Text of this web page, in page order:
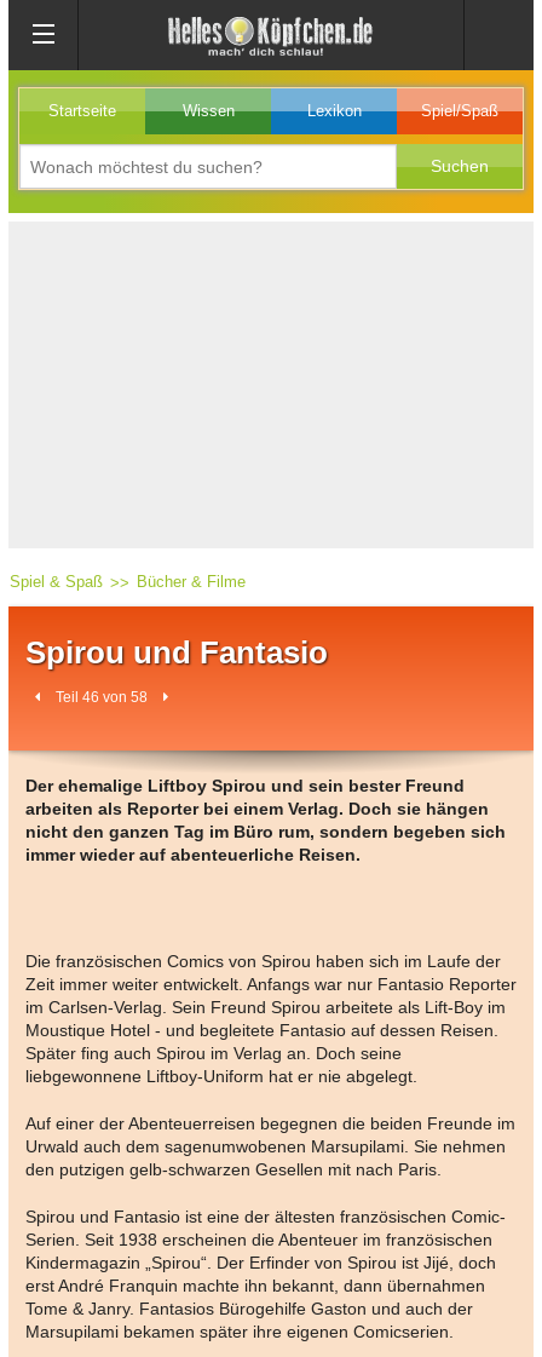
Startseite Wissen Lexikon Spiel/Spaß
Spiel & Spaß Bücher & Filme
Spirou und Fantasio
Teil 46 von 58
Der ehemalige Liftboy Spirou und sein bester Freund
arbeiten als Reporter bei einem Verlag. Doch sie hängen
nicht den ganzen Tag im Büro rum, sondern begeben sich
immer wieder auf abenteuerliche Reisen.
Die französischen Comics von Spirou haben sich im Laufe der
Zeit immer weiter entwickelt. Anfangs war nur Fantasio Reporter
im Carlsen-Verlag. Sein Freund Spirou arbeitete als Lift-Boy im
Moustique Hotel - und begleitete Fantasio auf dessen Reisen.
Später fing auch Spirou im Verlag an. Doch seine
liebgewonnene Liftboy-Uniform hat er nie abgelegt.
Auf einer der Abenteuerreisen begegnen die beiden Freunde im
Urwald auch dem sagenumwobenen Marsupilami. Sie nehmen
den putzigen gelb-schwarzen Gesellen mit nach Paris.
Spirou und Fantasio ist eine der ältesten französischen Comic-
Serien. Seit 1938 erscheinen die Abenteuer im französischen
Kindermagazin „Spirou“. Der Erfinder von Spirou ist Jijé, doch
erst André Franquin machte ihn bekannt, dann übernahmen
Tome & Janry. Fantasios Bürogehilfe Gaston und auch der
Marsupilami bekamen später ihre eigenen Comicserien.